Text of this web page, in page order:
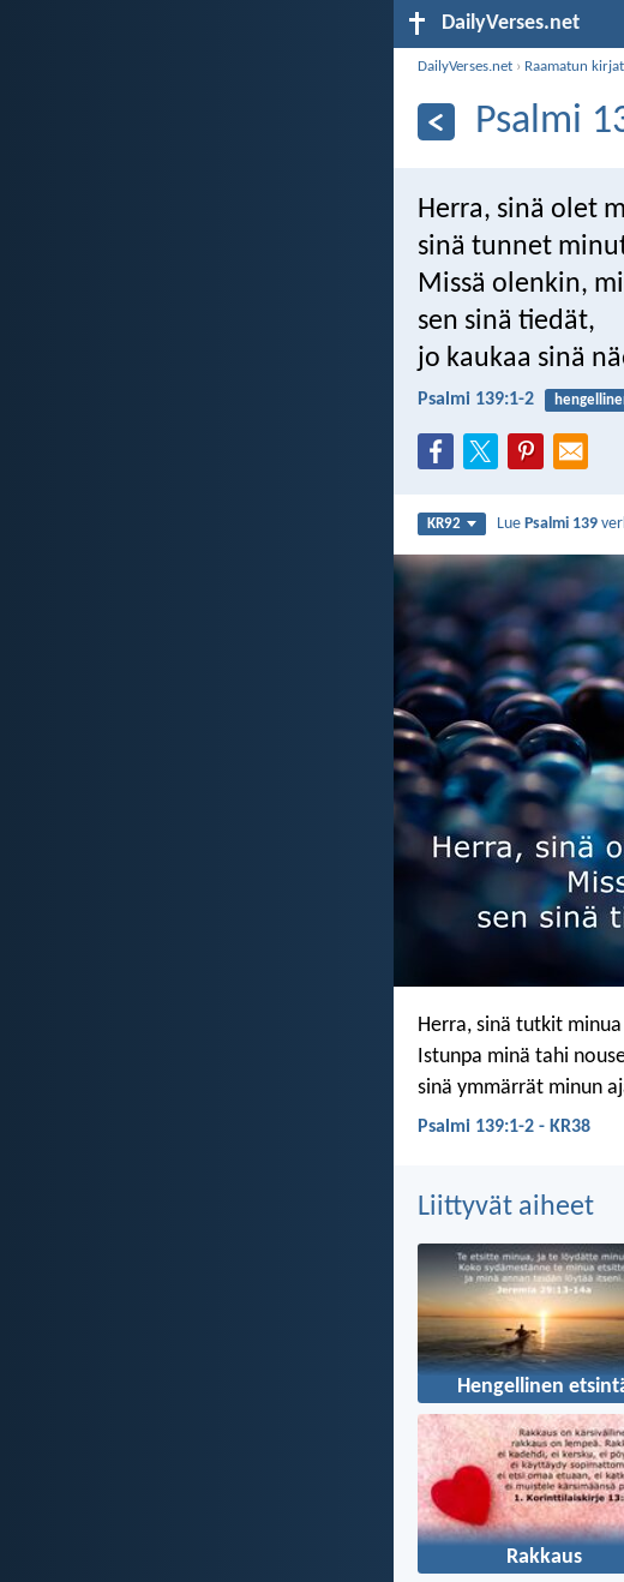
DailyVerses.net
DailyVerses.net › Raamatun kirjat
Psalmi
Herra, sinä olet
sinä tunnet
Missä olenkin,
sen sinä tiedät,
jo kaukaa sinä
Psalmi 139:1-2
KR92 LuePsalmi 139
Herra, sinä tutkit
Istunpa minä tahi
sinä ymmärrät minun
Psalmi 139:1-2 - KR38
Liittyvät aiheet
Hengellinen
Rakkaus